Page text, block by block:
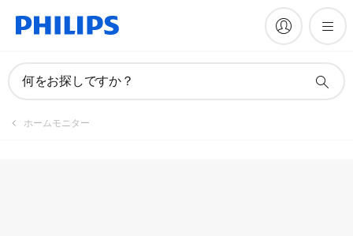
何をお探しですか？
ホームモニター
マニュアルとドキュメント